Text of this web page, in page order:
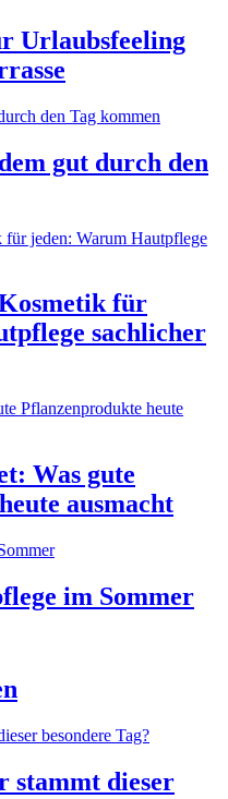
Urlaubsfeeling
gut durch den
für
sachlicher
Was gute
ausmacht
im Sommer
stammt dieser